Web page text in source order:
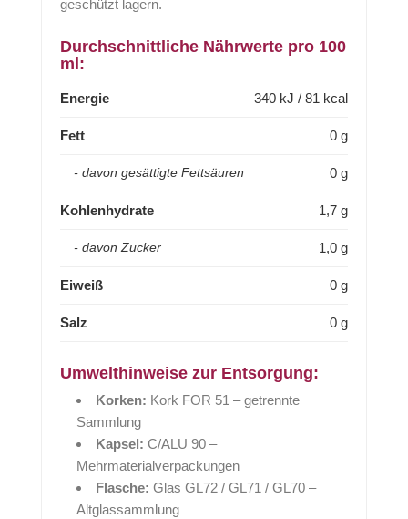
geschützt lagern.
Durchschnittliche Nährwerte pro 100
ml:
Energie 340 kJ / 81 kcal
Fett 0 g
- davon gesättigte Fettsäuren 0 g
Kohlenhydrate 1,7 g
- davon Zucker 1,0 g
Eiweiß 0 g
Salz 0 g
Umwelthinweise zur Entsorgung:
Korken: Kork FOR 51 – getrennte
Sammlung
Kapsel: C/ALU 90 –
Mehrmaterialverpackungen
Flasche: Glas GL72 / GL71 / GL70 –
Altglassammlung